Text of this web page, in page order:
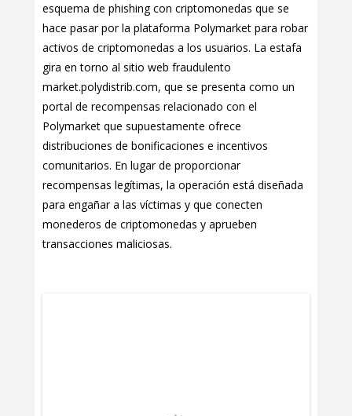
esquema de phishing con criptomonedas que se
hace pasar por la plataforma Polymarket para robar
activos de criptomonedas a los usuarios. La estafa
gira en torno al sitio web fraudulento
market.polydistrib.com, que se presenta como un
portal de recompensas relacionado con el
Polymarket que supuestamente ofrece
distribuciones de bonificaciones e incentivos
comunitarios. En lugar de proporcionar
recompensas legítimas, la operación está diseñada
para engañar a las víctimas y que conecten
monederos de criptomonedas y aprueben
transacciones maliciosas.